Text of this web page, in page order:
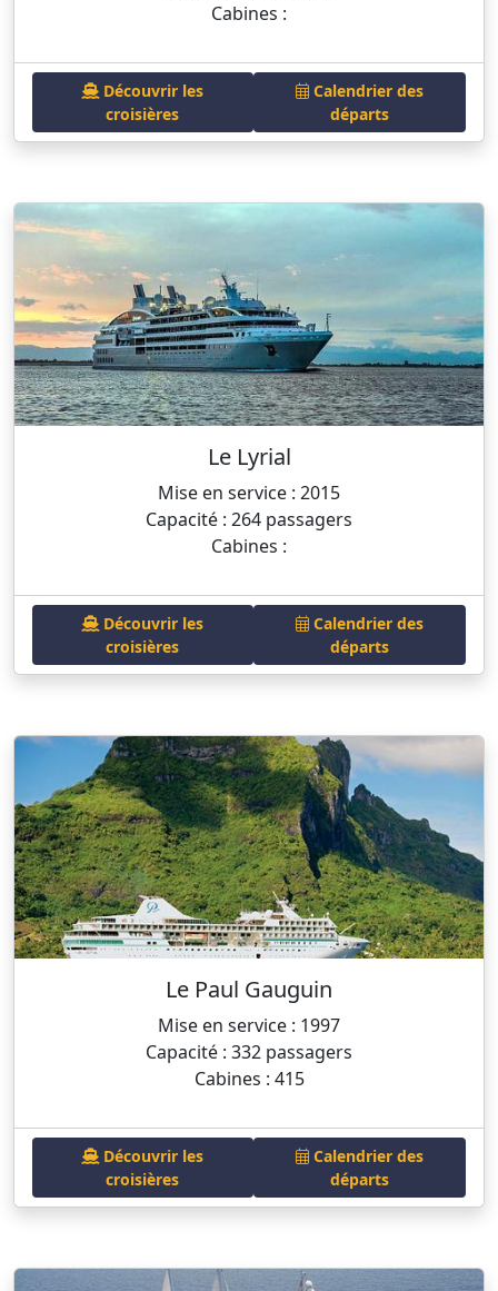
Cabines :
Découvrir les
croisières
Calendrier des
départs
Le Lyrial
Mise en service : 2015
Capacité : 264 passagers
Cabines :
Découvrir les
croisières
Calendrier des
départs
Le Paul Gauguin
Mise en service : 1997
Capacité : 332 passagers
Cabines : 415
Découvrir les
croisières
Calendrier des
départs